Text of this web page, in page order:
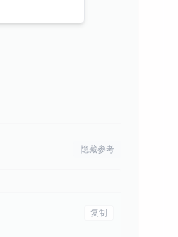
隐藏参考
复制